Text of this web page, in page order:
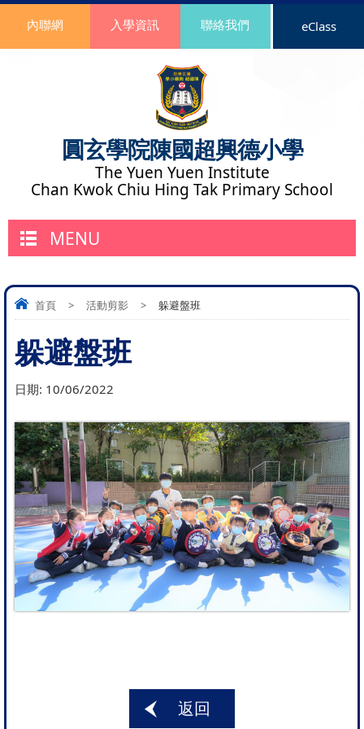
圓玄學院陳國超興德小學
The Yuen Yuen Institute
Chan Kwok Chiu Hing Tak Primary School
內聯網 入學資訊 聯絡我們 eClass
MENU
首頁 > 活動剪影 > 躲避盤班
躲避盤班
日期: 10/06/2022
返回